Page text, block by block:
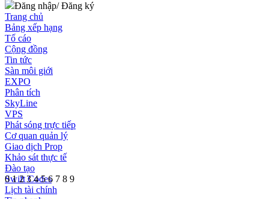
Đăng nhập/ Đăng ký
Trang chủ
Bảng xếp hạng
Tố cáo
Cộng đồng
Tin tức
Sàn môi giới
EXPO
Phân tích
SkyLine
VPS
Phát sóng trực tiếp
Cơ quan quản lý
Giao dịch Prop
Khảo sát thực tế
Đào tạo
Swift Codes
Lịch tài chính
0123456 7 8 9